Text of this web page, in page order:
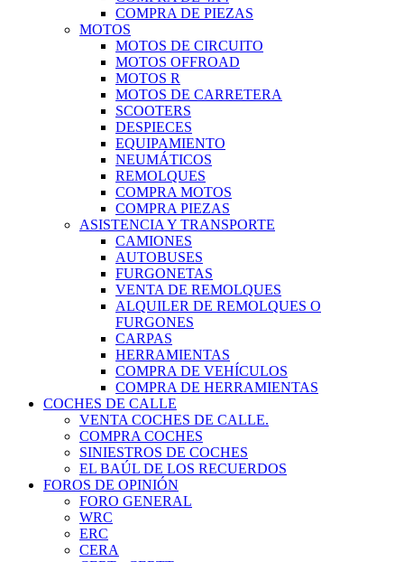
COMPRA DE PIEZAS
MOTOS
MOTOS DE CIRCUITO
MOTOS OFFROAD
MOTOS R
MOTOS DE CARRETERA
SCOOTERS
DESPIECES
EQUIPAMIENTO
NEUMÁTICOS
REMOLQUES
COMPRA MOTOS
COMPRA PIEZAS
ASISTENCIA Y TRANSPORTE
CAMIONES
AUTOBUSES
FURGONETAS
VENTA DE REMOLQUES
ALQUILER DE REMOLQUES O
FURGONES
CARPAS
HERRAMIENTAS
COMPRA DE VEHÍCULOS
COMPRA DE HERRAMIENTAS
COCHES DE CALLE
VENTA COCHES DE CALLE.
COMPRA COCHES
SINIESTROS DE COCHES
EL BAÚL DE LOS RECUERDOS
FOROS DE OPINIÓN
FORO GENERAL
WRC
ERC
CERA